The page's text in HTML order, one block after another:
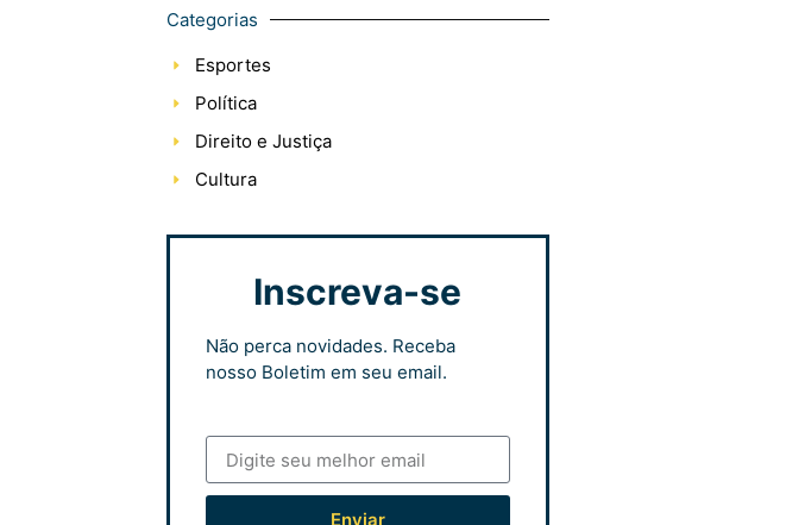
Categorias
Esportes
Política
Direito e Justiça
Cultura
Inscreva-se
Não perca novidades. Receba
nosso Boletim em seu email.
Enviar